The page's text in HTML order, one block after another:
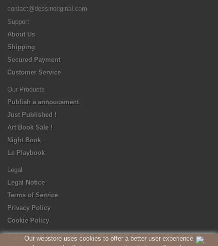
Our webstore uses cookies to offer a better user experience
contact@dessinoriginal.com
Support
About Us
Shipping
Secured Payment
Customer Service
Our Products
Publish a annoucement
Just Published !
Art Book Sale !
Night Book
Le Playbook
Legal
Legal Notice
Terms of Service
Privacy Policy
Cookie Policy
Follow us